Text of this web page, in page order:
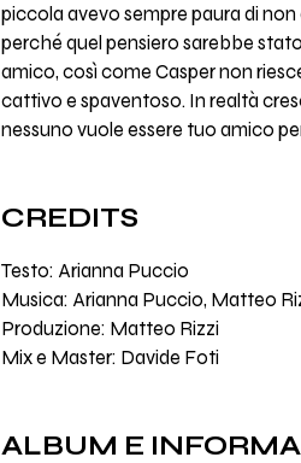
piccola avevo sempre paura di non
perché quel pensiero sarebbe
amico, così come Casper non
cattivo e spaventoso. In realtà
nessuno vuole essere tuo amico
CREDITS
Testo: Arianna Puccio
Musica: Arianna Puccio, Matteo
Produzione: Matteo Rizzi
Mix e Master: Davide Foti
ALBUM E